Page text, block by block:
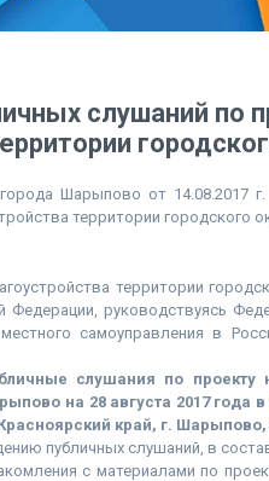
слушаний по
Шарыпово от
территории городского
территории
Федерации, руководствуясь
самоуправления в
слушания по проекту
на 28 августа 2017
край, г. Шарыпово,
публичных слушаний, в
с материалами по